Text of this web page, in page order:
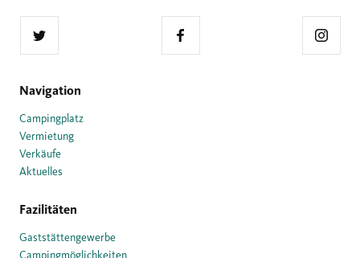
Navigation
Campingplatz
Vermietung
Verkäufe
Aktuelles
Fazilitäten
Gaststättengewerbe